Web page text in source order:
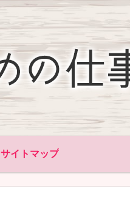
サイトマップ